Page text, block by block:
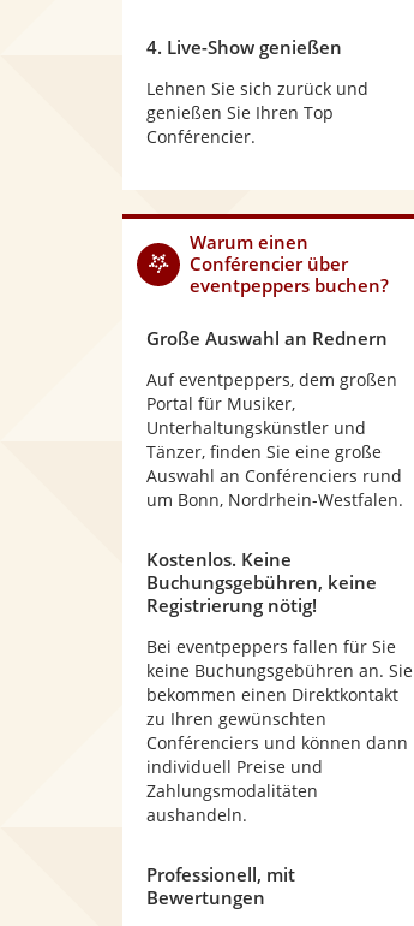
4. Live-Show genießen
Lehnen Sie sich zurück und
genießen Sie Ihren Top
Conférencier.
Warum einen
Conférencierüber
eventpeppers buchen?
Große Auswahl an Rednern
Auf eventpeppers, dem großen
Portal für Musiker,
Unterhaltungskünstler und
Tänzer, finden Sie eine große
Auswahl an Conférenciers rund
um Bonn, Nordrhein-Westfalen.
Kostenlos. Keine
Buchungsgebühren, keine
Registrierung nötig!
Bei eventpeppers fallen für Sie
keine Buchungsgebühren an. Sie
bekommen einen Direktkontakt
zu Ihren gewünschten
Conférenciers und können dann
individuell Preise und
Zahlungsmodalitäten
aushandeln.
Professionell, mit
Bewertungen